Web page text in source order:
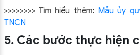
>>>>>>>> Tìm hiểu thêm: Mẫu ủy
TNCN
5. Các bước thực hiện